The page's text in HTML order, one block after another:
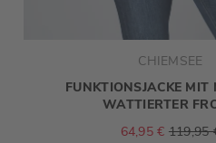
CHIEMSEE
FUNKTIONSJACKE MIT
WATTIERTER
64,95 € 119,95